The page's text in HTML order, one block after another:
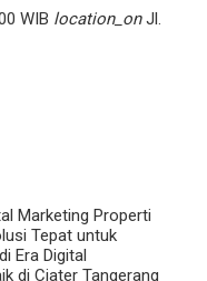
WIB location_onJl.
Marketing Properti
Tepat untuk
Era Digital